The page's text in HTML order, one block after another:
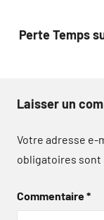
Perte Temps
Laisser un
Votre adresse e-
obligatoires sont
Commentaire*